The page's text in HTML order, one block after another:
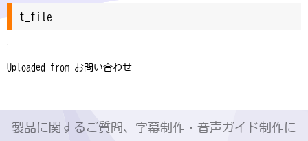
t_file
Uploaded from お問い合わせ
製品に関するご質問、字幕制作・音声ガイド制作に